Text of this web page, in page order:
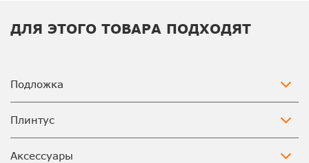
ДЛЯ ЭТОГО ТОВАРА ПОДХОДЯТ
Подложка
Плинтус
Аксессуары